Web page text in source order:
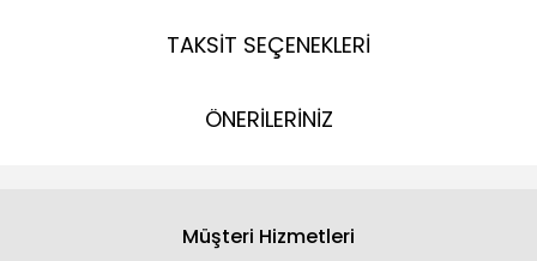
TAKSİT SEÇENEKLERİ
ÖNERİLERİNİZ
Müşteri Hizmetleri